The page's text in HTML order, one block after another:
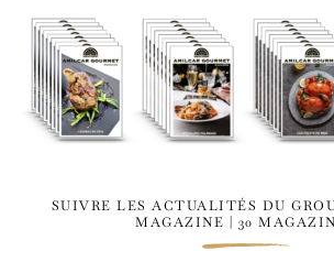
SUIVRE LES ACTUALITÉS DU
MAGAZINE | 30